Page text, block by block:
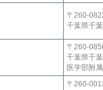
〒260-
千葉県千
〒260-
千葉県千
医学部附
〒260-